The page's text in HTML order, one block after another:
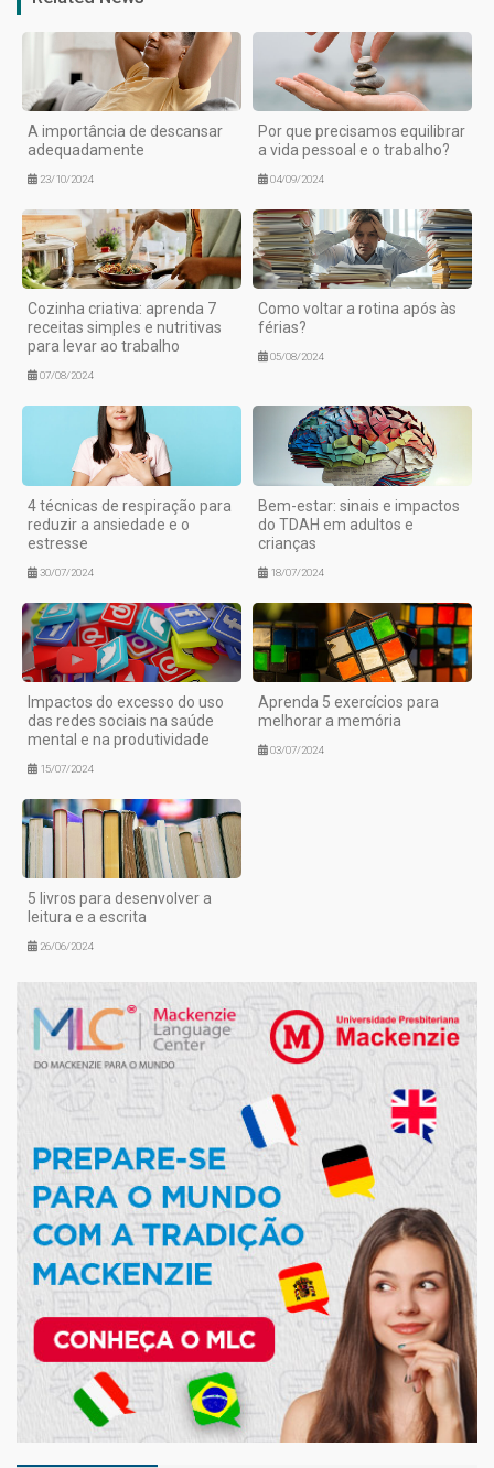
A importância de descansar
adequadamente
23/10/2024
Por que precisamos equilibrar
a vida pessoal e o trabalho?
04/09/2024
Cozinha criativa: aprenda 7
receitas simples e nutritivas
para levar ao trabalho
07/08/2024
Como voltar a rotina após às
férias?
05/08/2024
4 técnicas de respiração para
reduzir a ansiedade e o
estresse
30/07/2024
Bem-estar: sinais e impactos
do TDAH em adultos e
crianças
18/07/2024
Impactos do excesso do uso
das redes sociais na saúde
mental e na produtividade
15/07/2024
Aprenda 5 exercícios para
melhorar a memória
03/07/2024
5 livros para desenvolver a
leitura e a escrita
26/06/2024